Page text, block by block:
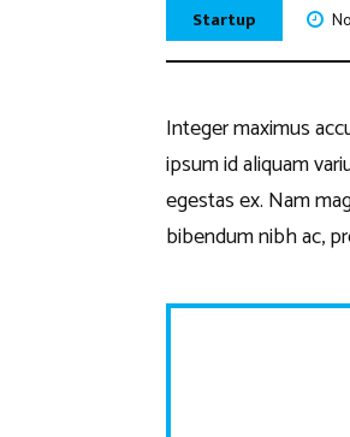
Startup
Integer maximus
ipsum id aliquam
egestas ex. Nam
bibendum nibh ac,